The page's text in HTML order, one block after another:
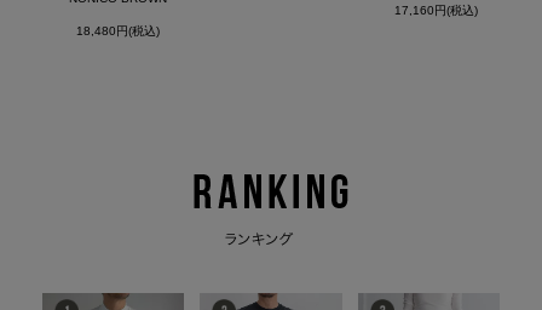
18,480円(税込)
17,160円(税込)